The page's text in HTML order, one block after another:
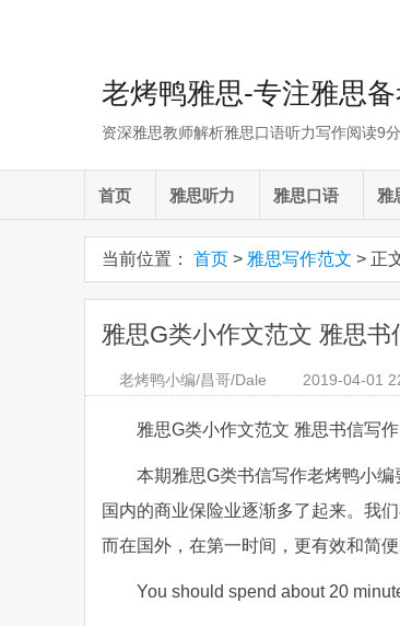
老烤鸭雅思-专注雅思
资深雅思教师解析雅思口语听力写作阅读9
首页 雅思听力 雅思口语 雅
当前位置： 首页 > 雅思写作范文 > 正
雅思G类小作文范文 雅思
老烤鸭小编/昌哥/Dale 2019-04-01
雅思G类小作文范文 雅思书信写
本期雅思G类书信写作老烤鸭小
国内的商业保险业逐渐多了起来。我
而在国外，在第一时间，更有效和简
You should spend about 20